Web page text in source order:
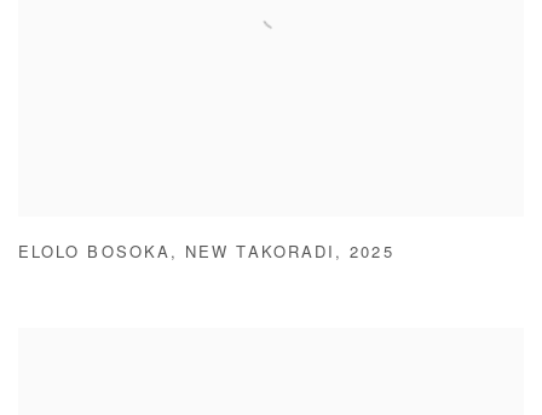
ELOLO BOSOKA , NEW TAKORADI ,2025